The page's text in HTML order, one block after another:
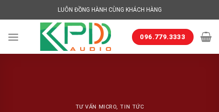
to
LUÔN ĐỒNG HÀNH CÙNG KHÁCH HÀNG
096.779.3333
TƯ VẤN MICRO, TIN TỨC